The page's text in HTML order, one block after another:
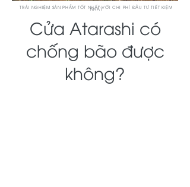
TRẢI NGHIỆM SẢN PHẨM TỐT NHẤT VỚI CHI PHÍ ĐẦU TƯ TIẾT KIỆM
NHẤT
Cửa Atarashi có
chống bão được
không?